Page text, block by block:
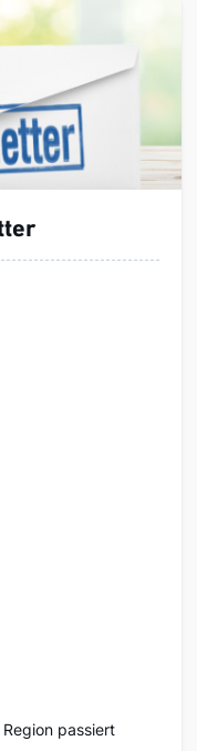
was in der Region passiert